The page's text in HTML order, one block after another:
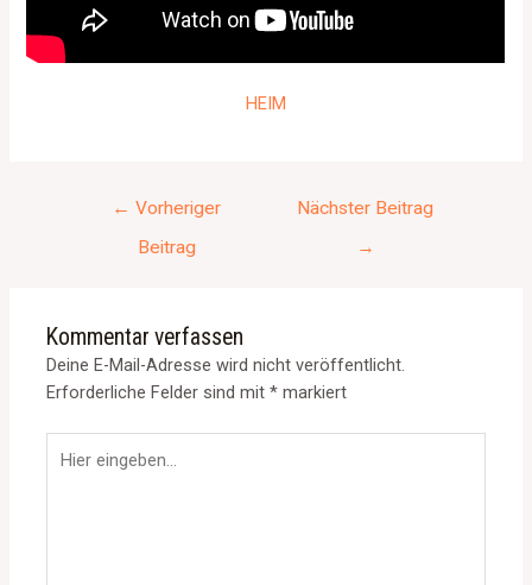
HEIM
← Vorheriger
Beitrag
Nächster Beitrag
→
Kommentar verfassen
Deine E-Mail-Adresse wird nicht veröffentlicht.
Erforderliche Felder sind mit* markiert
eingeben…